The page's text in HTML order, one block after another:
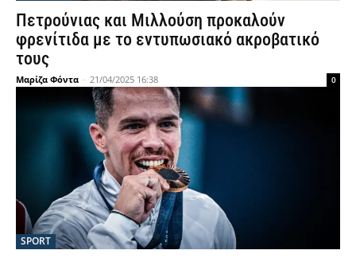
Πετρούνιας και Μιλλούση προκαλούν
φρενίτιδα με το εντυπωσιακό ακροβατικό
τους
Μαρίζα Φόντα - 21/04/2025 16:38 0
SPORT